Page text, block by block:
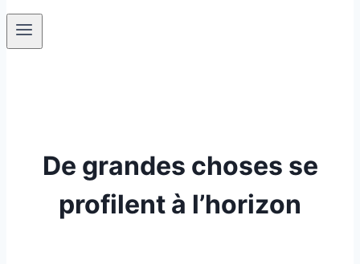
De grandes choses se
profilent à l’horizon